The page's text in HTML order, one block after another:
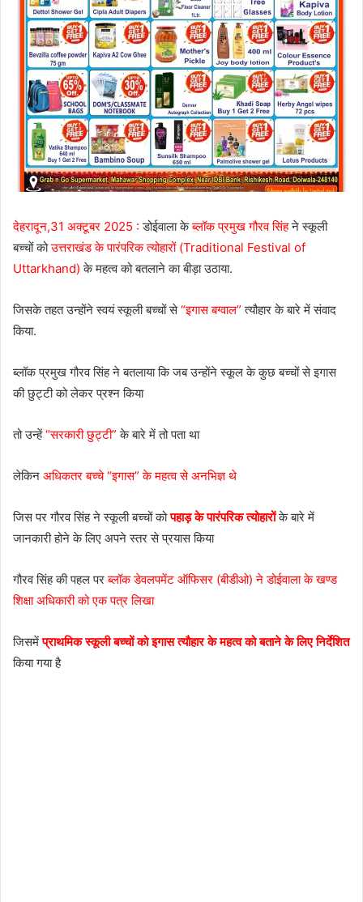
देहरादून,31 अक्टूबर 2025 : डोईवाला केब्लॉक प्रमुख गौरव सिंहने स्कूली
बच्चों कोउत्तराखंड के पारंपरिक त्योहारों (Traditional Festival of
Uttarkhand) के महत्व को बतलाने का बीड़ा उठाया.
जिसके तहत उन्होंने स्वयं स्कूली बच्चों से“इगास बग्वाल” त्यौहार के बारे में संवाद
किया.
ब्लॉक प्रमुख गौरव सिंह ने बतलाया कि जब उन्होंने स्कूल के कुछ बच्चों से इगास
की छुट्टी को लेकर प्रश्न किया
तो उन्हें“सरकारी छुट्टी” के बारे में तो पता था
लेकिन अधिकतर बच्चे “इगास” के महत्व से अनभिज्ञ थे
जिस पर गौरव सिंह ने स्कूली बच्चों कोपहाड़ के पारंपरिक त्योहारोंके बारे में
जानकारी होने के लिए अपने स्तर से प्रयास किया
गौरव सिंह की पहल परब्लॉक डेवलपमेंट ऑफिसर (बीडीओ) ने डोईवाला के खण्ड
शिक्षा अधिकारी को एक पत्र लिखा
जिसमेंप्राथमिक स्कूली बच्चों को इगास त्यौहार के महत्व को बताने के लिए निर्देशित
किया गया है